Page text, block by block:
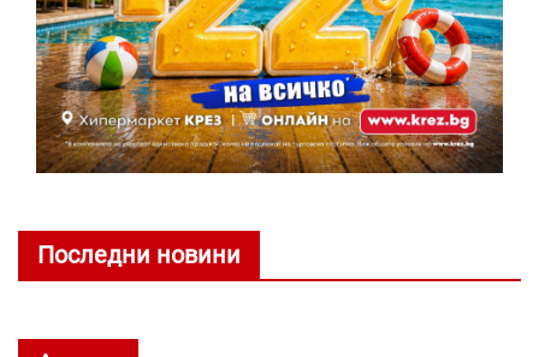
Последни новини